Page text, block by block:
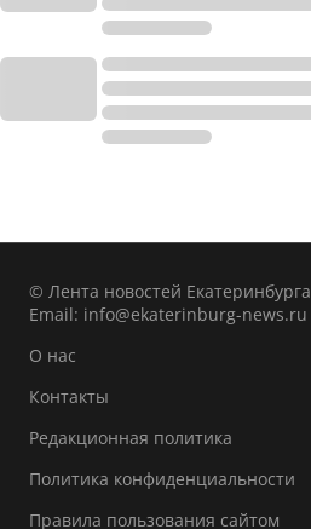
© Лента новостей Екатеринбурга
Email: info@ekaterinburg-news.ru
О нас
Контакты
Редакционная политика
Политика конфиденциальности
Правила пользования сайтом